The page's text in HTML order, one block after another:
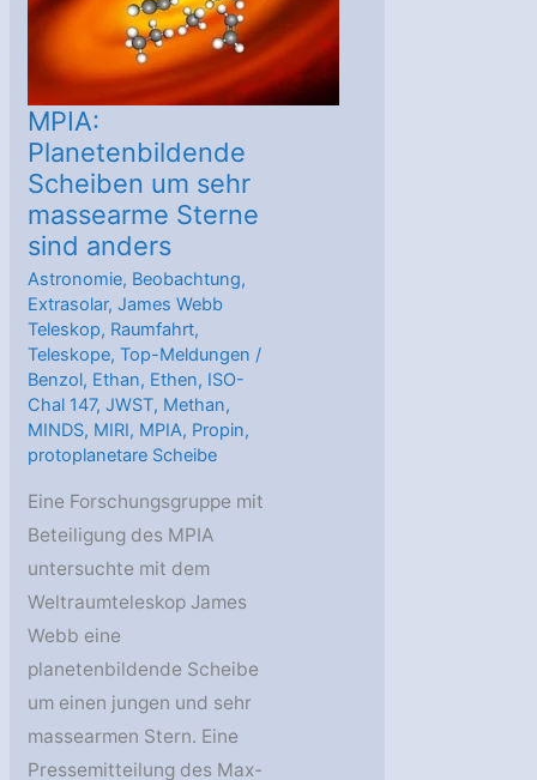
etwas?
MPIA:
Planetenbildende
Scheiben um sehr
massearme Sterne
sind anders
Astronomie, Beobachtung,
Extrasolar,James Webb
Teleskop, Raumfahrt,
Teleskope,Top-Meldungen /
Benzol, Ethan, Ethen, ISO-
Chal 147,JWST, Methan,
MINDS, MIRI, MPIA, Propin,
protoplanetare Scheibe
Eine Forschungsgruppe mit
Beteiligung des MPIA
untersuchte mit dem
Weltraumteleskop James
Webb eine
planetenbildende Scheibe
um einen jungen und sehr
massearmen Stern. Eine
Pressemitteilung des Max-